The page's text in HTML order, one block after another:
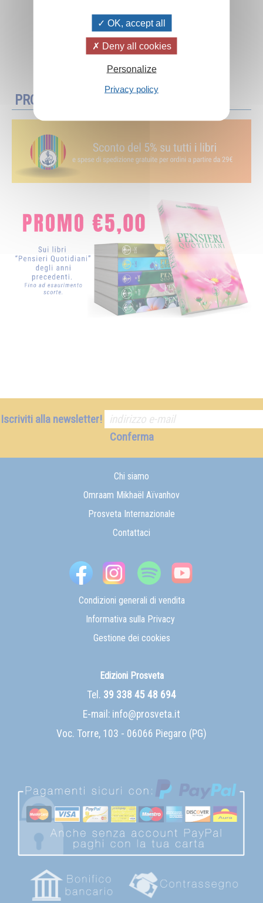
Aggiungi al carrello
PROMOZIONI
Iscriviti alla newsletter!
Conferma
Chi siamo
Omraam Mikhaël Aïvanhov
Prosveta Internazionale
Contattaci
Condizioni generali di vendita
Informativa sulla Privacy
Gestione dei cookies
Edizioni Prosveta
Tel. 39 338 45 48 694
E-mail: info@prosveta.it
Voc. Torre, 103 - 06066 Piegaro (PG)
OK, accept all
Deny all cookies
Personalize
Privacy policy